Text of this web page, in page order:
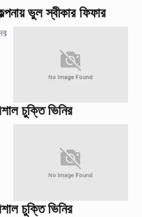
ভুল স্বীকার ফিফার
চুক্তি ভিনির
চুক্তি ভিনির